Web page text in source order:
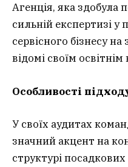
Агенція, яка здобула
сильній експертизі у
сервісного бізнесу
відомі своїм
Особливості
У своїх аудитах
значний акцент на
структурі